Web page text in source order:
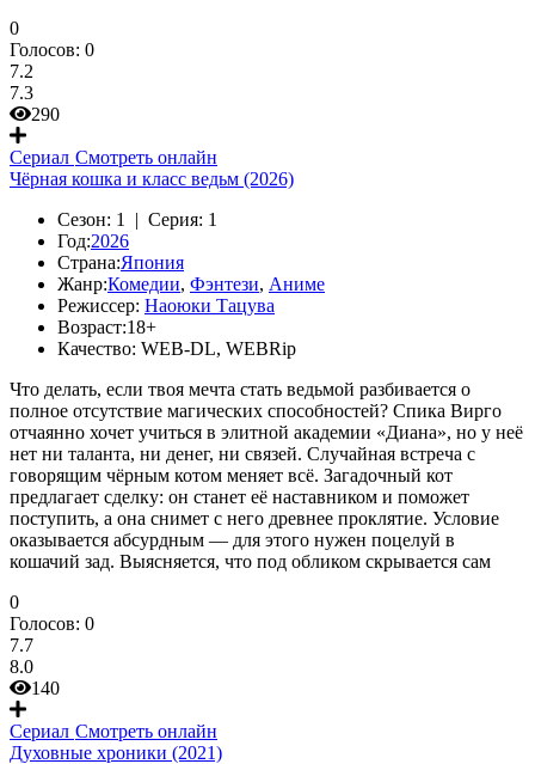
0
Голосов: 0
7.2
7.3
290
Сериал Смотреть онлайн
Чёрная кошка и класс ведьм (2026)
Сезон: 1 | Серия: 1
Год:2026
Страна:Япония
Жанр:Комедии, Фэнтези, Аниме
Режиссер: Наоюки Тацува
Возраст:18+
Качество: WEB-DL, WEBRip
Что делать, если твоя мечта стать ведьмой разбивается о
полное отсутствие магических способностей? Спика Вирго
отчаянно хочет учиться в элитной академии «Диана», но у неё
нет ни таланта, ни денег, ни связей. Случайная встреча с
говорящим чёрным котом меняет всё. Загадочный кот
предлагает сделку: он станет её наставником и поможет
поступить, а она снимет с него древнее проклятие. Условие
оказывается абсурдным — для этого нужен поцелуй в
кошачий зад. Выясняется, что под обликом скрывается сам
0
Голосов: 0
7.7
8.0
140
Сериал Смотреть онлайн
Духовные хроники (2021)